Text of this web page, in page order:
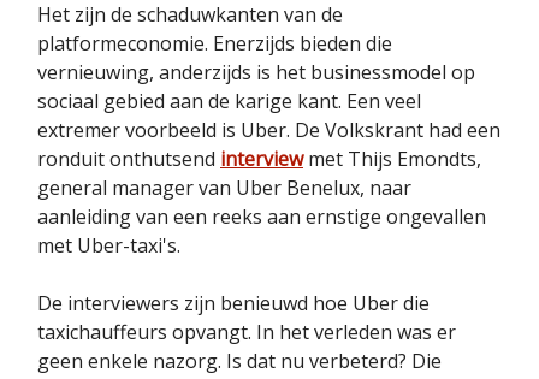
Het zijn de schaduwkanten van de
platformeconomie. Enerzijds bieden die
vernieuwing, anderzijds is het businessmodel op
sociaal gebied aan de karige kant. Een veel
extremer voorbeeld is Uber. De Volkskrant had een
ronduit onthutsend interviewmet Thijs Emondts,
general manager van Uber Benelux, naar
aanleiding van een reeks aan ernstige ongevallen
met Uber-taxi's.
De interviewers zijn benieuwd hoe Uber die
taxichauffeurs opvangt. In het verleden was er
geen enkele nazorg. Is dat nu verbeterd? Die